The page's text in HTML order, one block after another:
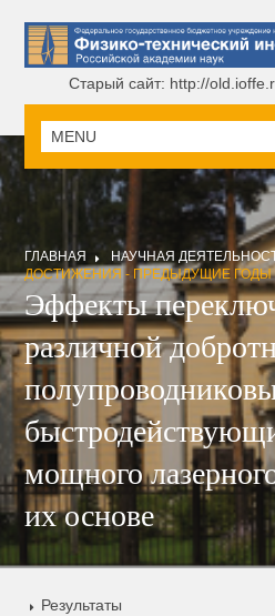
Старый сайт: http://
ГЛАВНАЯ НАУЧНАЯ
ДОСТИЖЕНИЯ - ПРЕДЫДУЩИЕ ГОДЫ
Эффекты
различной
мощного
их основе
Результаты